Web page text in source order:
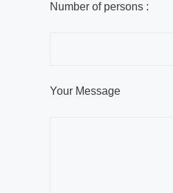
Number of persons :
Your Message